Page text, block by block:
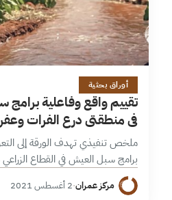
26 دقائق
أوراق بحثية
تقييم واقع وفاعلية برامج
في منطقتي درع الفرات
ملخص تنفيذي تهدف الورقة إلى
برامج سبل العيش في القطاع
ومنظمات محلية ودولية ومجالس
البرامج في الحياة…
مركز عمران·2 أغسطس 2021